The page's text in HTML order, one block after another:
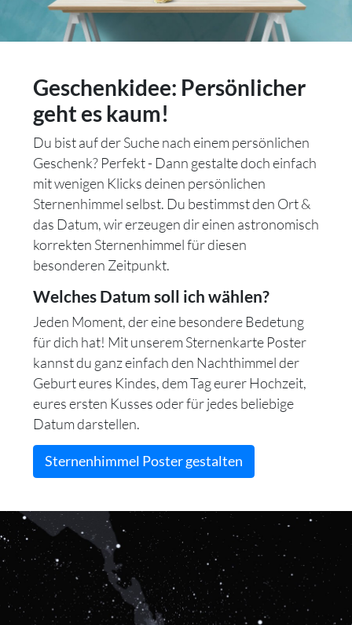
Geschenkidee: Persönlicher
geht es kaum!
Du bist auf der Suche nach einem persönlichen
Geschenk? Perfekt - Dann gestalte doch einfach
mit wenigen Klicks deinen persönlichen
Sternenhimmel selbst. Du bestimmst den Ort &
das Datum, wir erzeugen dir einen astronomisch
korrekten Sternenhimmel für diesen
besonderen Zeitpunkt.
Welches Datum soll ich wählen?
Jeden Moment, der eine besondere Bedetung
für dich hat! Mit unserem Sternenkarte Poster
kannst du ganz einfach den Nachthimmel der
Geburt eures Kindes, dem Tag eurer Hochzeit,
eures ersten Kusses oder für jedes beliebige
Datum darstellen.
Sternenhimmel Poster gestalten